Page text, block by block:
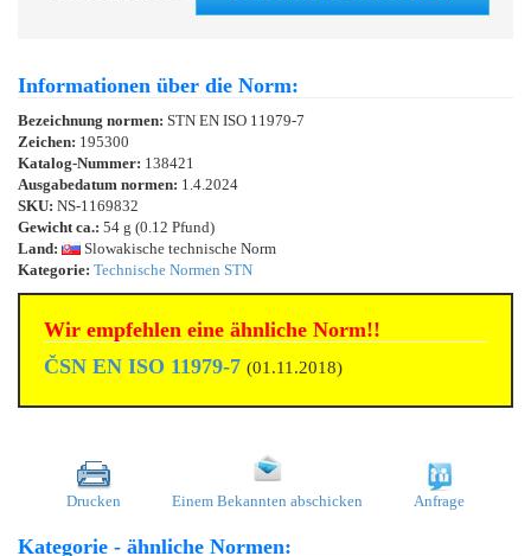
Informationen über die Norm:
Bezeichnung normen: STN EN ISO 11979-7
Zeichen: 195300
Katalog-Nummer: 138421
Ausgabedatum normen: 1.4.2024
SKU: NS-1169832
Gewicht ca.: 54 g (0.12 Pfund)
Land:
Slowakische technische Norm
Kategorie: Technische Normen STN
Wir empfehlen eine ähnliche Norm!!
ČSN EN ISO 11979-7 (01.11.2018)
Drucken Einem Bekannten abschicken Anfrage
Kategorie - ähnliche Normen: